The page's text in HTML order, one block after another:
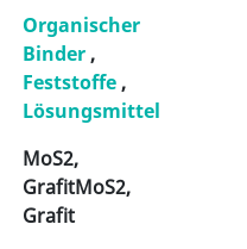
Organischer
Binder ,
Feststoffe ,
Lösungsmittel
MoS2,
GrafitMoS2,
Grafit